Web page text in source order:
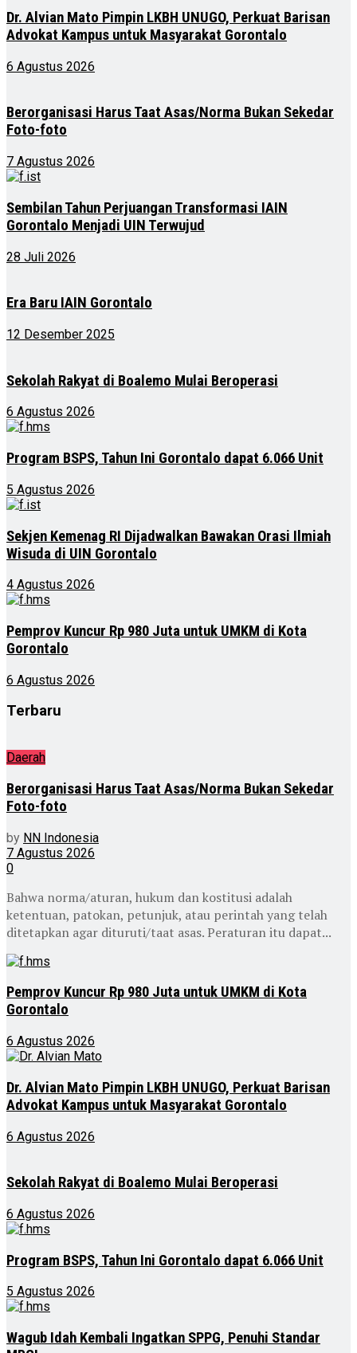
Dr. Alvian Mato Pimpin LKBH UNUGO, Perkuat Barisan
Advokat Kampus untuk Masyarakat Gorontalo
6 Agustus 2026
Berorganisasi Harus Taat Asas/Norma Bukan Sekedar
Foto-foto
7 Agustus 2026
Sembilan Tahun Perjuangan Transformasi IAIN
Gorontalo Menjadi UIN Terwujud
28 Juli 2026
Era Baru IAIN Gorontalo
12 Desember 2025
Sekolah Rakyat di Boalemo Mulai Beroperasi
6 Agustus 2026
Program BSPS, Tahun Ini Gorontalo dapat 6.066 Unit
5 Agustus 2026
Sekjen Kemenag RI Dijadwalkan Bawakan Orasi Ilmiah
Wisuda di UIN Gorontalo
4 Agustus 2026
Pemprov Kuncur Rp 980 Juta untuk UMKM di Kota
Gorontalo
6 Agustus 2026
Terbaru
Daerah
Berorganisasi Harus Taat Asas/Norma Bukan Sekedar
Foto-foto
by NN Indonesia
7 Agustus 2026
0
Bahwa norma/aturan, hukum dan kostitusi adalah
ketentuan, patokan, petunjuk, atau perintah yang telah
ditetapkan agar dituruti/taat asas. Peraturan itu dapat...
Pemprov Kuncur Rp 980 Juta untuk UMKM di Kota
Gorontalo
6 Agustus 2026
Dr. Alvian Mato Pimpin LKBH UNUGO, Perkuat Barisan
Advokat Kampus untuk Masyarakat Gorontalo
6 Agustus 2026
Sekolah Rakyat di Boalemo Mulai Beroperasi
6 Agustus 2026
Program BSPS, Tahun Ini Gorontalo dapat 6.066 Unit
5 Agustus 2026
Wagub Idah Kembali Ingatkan SPPG, Penuhi Standar